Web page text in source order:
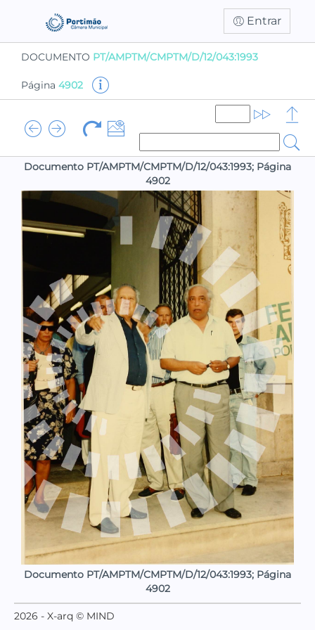
Entrar
DOCUMENTO PT/AMPTM/CMPTM/D/12/043:1993
Página 4902
Documento PT/AMPTM/CMPTM/D/12/043:1993; Página
4902
Documento PT/AMPTM/CMPTM/D/12/043:1993; Página
4902
2026 - X-arq © MIND